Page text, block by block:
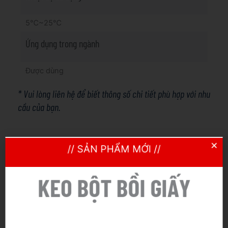
5℃~25℃
Ứng dụng trong ngành
Được dùng
* Vui lòng liên hệ để biết thông số chi tiết phù hợp với nhu
cầu của bạn.
Khả năng sản xuất
10.000 tấn/năm
// SẢN PHẨM MỚI //
KEO BỘT BỒI GIẤY